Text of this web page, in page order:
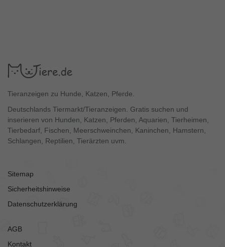
Tieranzeigen zu Hunde, Katzen, Pferde.
Deutschlands Tiermarkt/Tieranzeigen. Gratis suchen und
inserieren von Hunden, Katzen, Pferden, Aquarien, Tierheimen,
Tierbedarf, Fischen, Meerschweinchen, Kaninchen, Hamstern,
Schlangen, Reptilien, Tierärzten uvm.
Sitemap
Sicherheitshinweise
Datenschutzerklärung
AGB
Kontakt